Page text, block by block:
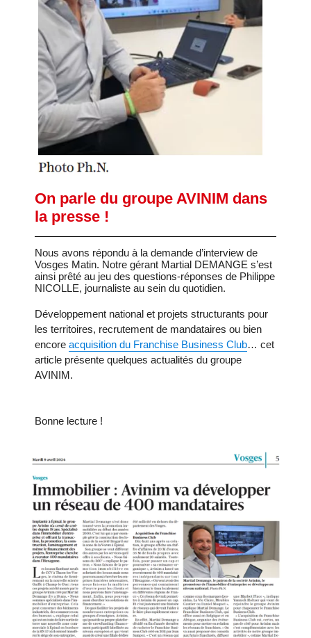
Groupe Avinim
03 29 22 30 00
Lundi au vendredi ( 8h00 – 17h00 )
Avinim Construction
03 29 29 09 97
Lundi au vendredi ( 8h00 – 17h00 )
On parle du groupe AVINIM dans
la presse !
Nous avons répondu à la demande d’interview de
Vosges Matin. Notre gérant Martial DEMANGE s’est
ainsi prêté au jeu des questions-réponses de Philippe
NICOLLE, journaliste au sein du quotidien.
Développement national et projets structurants pour
les territoires, recrutement de mandataires ou bien
encore acquisition du Franchise Business Club… cet
article présente quelques actualités du groupe
AVINIM.
Bonne lecture !